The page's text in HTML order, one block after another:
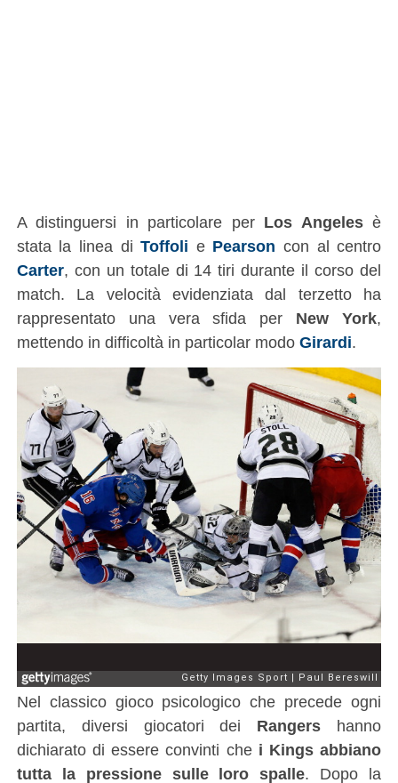
A distinguersi in particolare per Los Angelesè
stata la linea diToffoli e Pearson con al centro
Carter, con un totale di 14 tiri durante il corso del
match. La velocità evidenziata dal terzetto ha
rappresentato una vera sfida per New York,
mettendo in difficoltà in particolar modo Girardi.
Nel classico gioco psicologico che precede ogni
partita, diversi giocatori dei Rangers hanno
dichiarato di essere convinti che i Kings abbiano
tutta la pressione sulle loro spalle. Dopo la